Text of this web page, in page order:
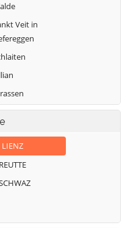
Veit in
LIENZ
REUTTE